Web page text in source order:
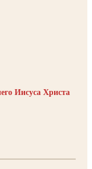
Иисуса Христа